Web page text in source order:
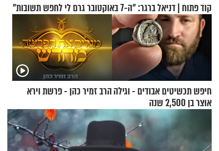
קוד פתוח | דניאל ברגר: "ה-7 באוקטובר גרם לי לחפש תשובות"
חיפש תכשיטים אבודים - וגילה
אוצר בן 2,500 שנה
הרב זמיר כהן - פרשת וירא